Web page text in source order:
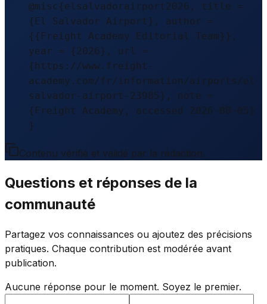
@misc{elsalvadorairport2026, title =
{El Salvador Airport}, author =
{{Freight Academy Editorial Team}},
year = {2026}, url =
{https://www.freight-
academy.com/fr/information/airports/el-
salvador-airport-23985}, note =
{Freight Academy, accessed 2026-08-05}
}
Contenu vérifié et validé par la rédaction.
Questions et réponses de la
communauté
Partagez vos connaissances ou ajoutez des précisions
pratiques. Chaque contribution est modérée avant
publication.
Aucune réponse pour le moment. Soyez le premier.